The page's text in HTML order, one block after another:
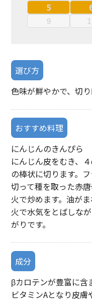
5
9
選び方
色味が鮮やかで、切
おすすめ料理
にんじんのきんぴら
にんじん皮をむき、
の棒状に切ります。
切って種を取った赤
火で炒めます。油が
火で水気をとばしな
がりです。
成分
βカロテンが豊富に含
ビタミンAとなり皮